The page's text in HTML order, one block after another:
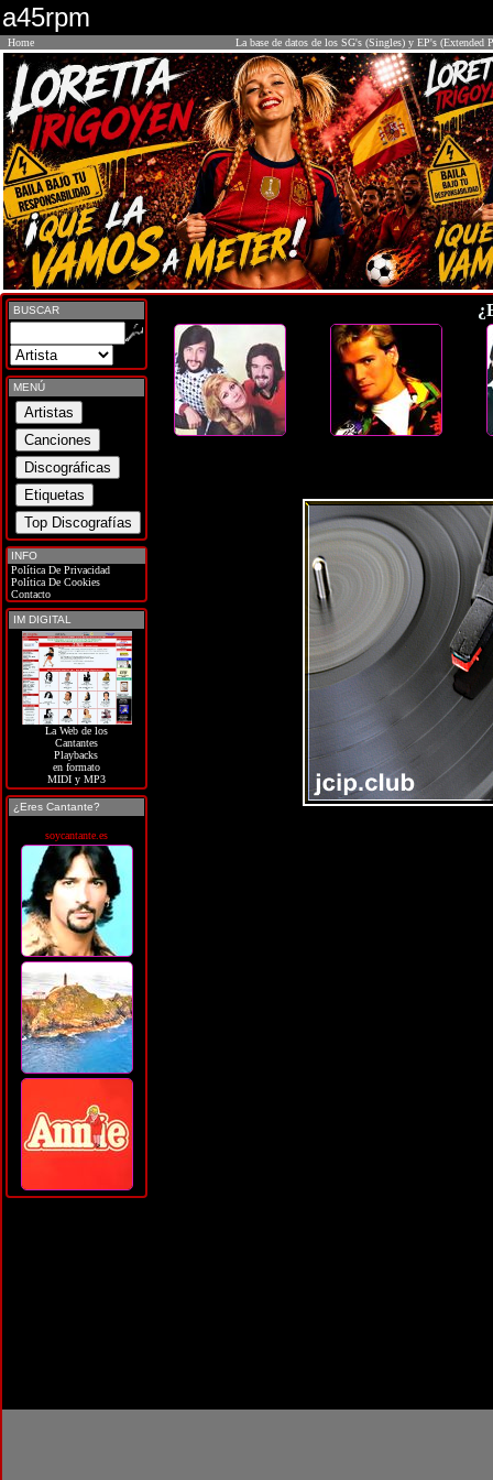
a45rpm
Home La base de datos de los SG's (Singles) y EP's (Extended
BUSCAR
MENÚ
INFO
Política De Privacidad
Política De Cookies
Contacto
IM DIGITAL
La Web de los
Cantantes
Playbacks
en formato
MIDI y MP3
¿Eres Cantante?
soycantante.es